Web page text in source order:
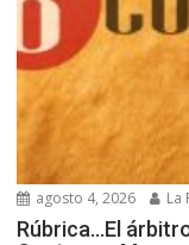
agosto 4, 2026 La
Rúbrica…El